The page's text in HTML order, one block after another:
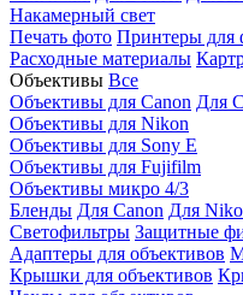
Накамерный свет
Печать фото Принтеры для
Расходные материалы
Объективы Все
Объективы для Canon Для
Объективы для Nikon
Объективы для Sony E
Объективы для Fujifilm
Объективы микро 4/3
Бленды Для Canon Для
Светофильтры Защитные
Адаптеры для объективов
Крышки для объективов